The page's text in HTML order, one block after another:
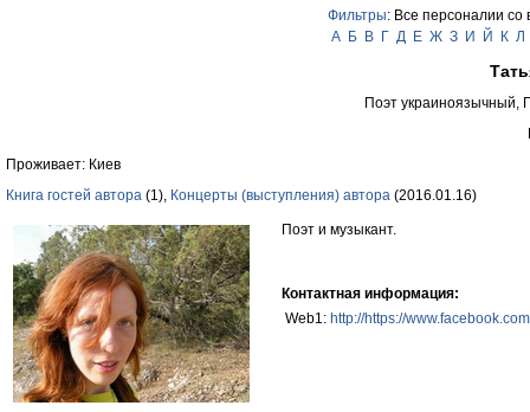
Фильтры: Все персоналии со
А
Б В Г Д Е Ж З И Й К Л
Поэт украиноязычный,
Проживает: Киев
Книга гостей автора (1), Концерты (выступления) автора (2016.01.16)
Поэт и музыкант.
Контактная информация:
Web1: http://https://